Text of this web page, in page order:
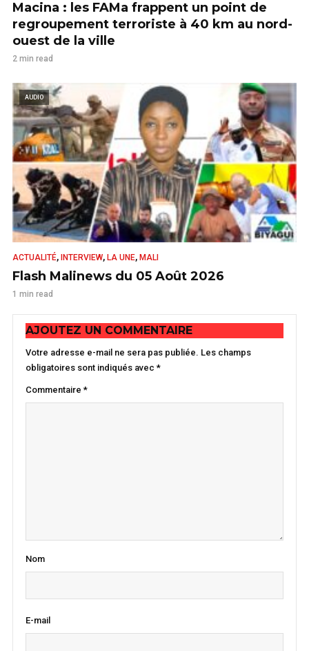
Macina : les FAMa frappent un point de
regroupement terroriste à 40 km au nord-
ouest de la ville
2 min read
AUDIO
ACTUALITÉ, INTERVIEW, LA UNE, MALI
Flash Malinews du 05 Août 2026
1 min read
AJOUTEZ UN COMMENTAIRE
Votre adresse e-mail ne sera pas publiée. Les champs
obligatoires sont indiqués avec *
Commentaire *
Nom
E-mail